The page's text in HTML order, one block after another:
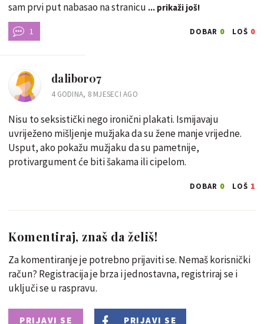
sam prvi put nabasao na stranicu ... prikaži još!
1 DOBAR 0 LOŠ 0
dalibor07
4 GODINA, 8 MJESECI AGO
Nisu to seksistički nego ironični plakati. Ismijavaju
uvriježeno mišljenje mužjaka da su žene manje vrijedne.
Usput, ako pokažu mužjaku da su pametnije,
protivargument će biti šakama ili cipelom.
DOBAR 0 LOŠ 1
Komentiraj, znaš da želiš!
Za komentiranje je potrebno prijaviti se. Nemaš korisnički
račun? Registracija je brza i jednostavna, registriraj se i
uključi se u raspravu.
PRIJAVI SE PRIJAVI SE